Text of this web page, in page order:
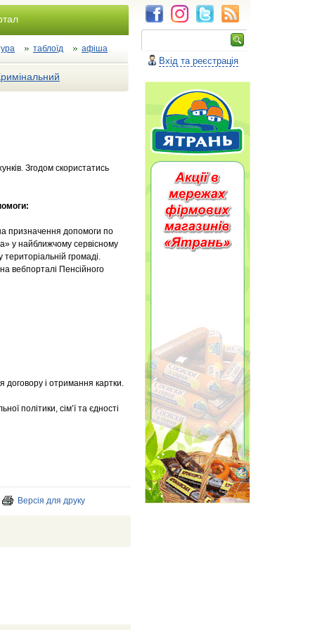
таблоїд афіша
Згодом скористатись
призначення допомоги по
у найближчому сервісному
громаді.
вебпорталі Пенсійного
і отримання картки.
політики, сімʼї та єдності
Версія для друку
Вхід та реєстрація